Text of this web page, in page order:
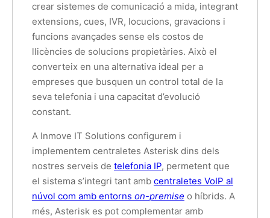
crear sistemes de comunicació a mida, integrant
extensions, cues, IVR, locucions, gravacions i
funcions avançades sense els costos de
llicències de solucions propietàries. Això el
converteix en una alternativa ideal per a
empreses que busquen un control total de la
seva telefonia i una capacitat d’evolució
constant.
A Inmove IT Solutions configurem i
implementem centraletes Asterisk dins dels
nostres serveis de telefonia IP, permetent que
el sistema s’integri tant amb centraletes VoIP al
núvol com amb entorns on-premise o híbrids. A
més, Asterisk es pot complementar amb